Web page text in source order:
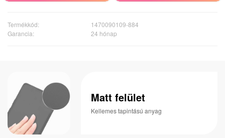
Termékkód:
1470090109-884
Garancia:
24 hónap
Matt felület
Kellemes tapintású anyag